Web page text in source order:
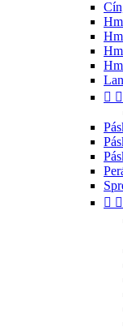
 
 